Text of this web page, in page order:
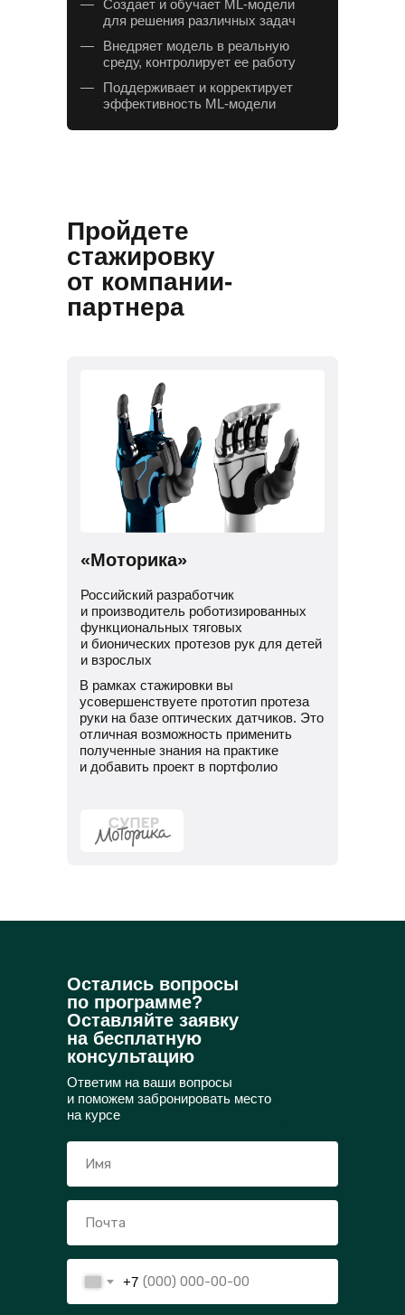
— Создает и обучает ML-модели
для решения различных задач
—
Внедряет модель в реальную
среду, контролирует ее работу
—
Поддерживает и корректирует
эффективность ML-модели
«Моторика»
Пройдете
стажировку
от компании-
партнера
В рамках стажировки вы
усовершенствуете прототип протеза
руки на базе оптических датчиков. Это
отличная возможность применить
полученные знания на практике
и добавить проект в портфолио
Российский разработчик
и производитель роботизированных
функциональных тяговых
и бионических протезов рук для детей
и взрослых
Остались вопросы
по программе?
Оставляйте заявку
на бесплатную
консультацию
Ответим на ваши вопросы
и поможем забронировать место
на курсе
+7